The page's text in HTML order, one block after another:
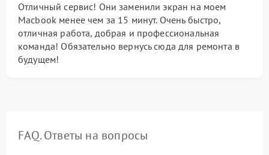
Отличный сервис! Они заменили экран на моем
Macbook менее чем за 15 минут. Очень быстро,
отличная работа, добрая и профессиональная
команда! Обязательно вернусь сюда для ремонта в
будущем!
FAQ. Ответы на вопросы